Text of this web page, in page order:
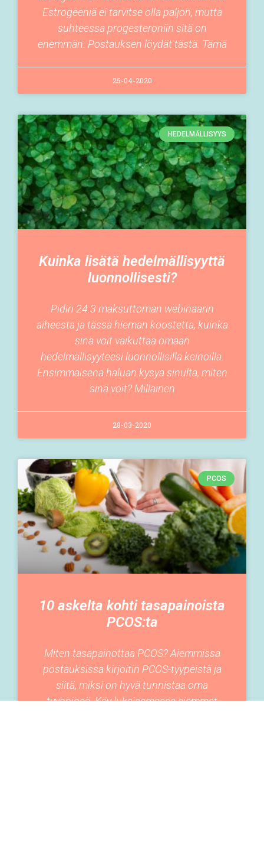
Estrogeeniä ei tarvitse olla paljon, mutta
suhteessa progesteroniin sitä on
enemmän. Postauksen löydät tästä. Tämä
25-04-2020
HEDELMÄLLISYYS
Kuinka lisätä hedelmällisyyttä
luonnollisesti?
Pidin 24.3 maksuttoman webinaarin
aiheesta ja tässä hieman koostetta, kuinka
sinä voit vaikuttaa omaan
hedelmällisyyteesi luonnollisilla keinoilla.
Ensimmäisenä haluan kysyä sinulta, miten
sinä voit? Millainen
28-03-2020
PCOS
10 askelta kohti tasapainoista
PCOS:ta
Miten tasapainottaa PCOS? Aiemmissa
postauksissa kirjoitin PCOS-tyypeistä ja
siitä, miksi on hyvä tunnistaa oma
tyyppinsä. Käy lukaisemassa aiemmat